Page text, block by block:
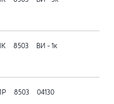
8503 ВИ - 1к
ПР 8503 04130